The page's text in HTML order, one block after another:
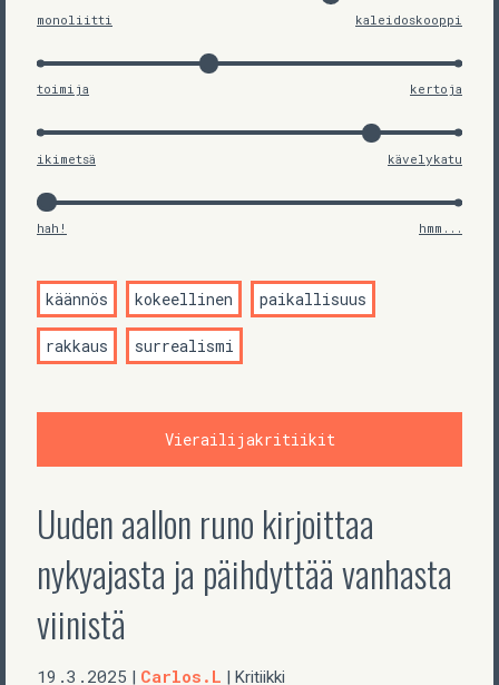
monoliitti kaleidoskooppi
toimija kertoja
ikimetsä kävelykatu
hah! hmm...
käännös kokeellinen paikallisuus
rakkaus surrealismi
Vierailijakritiikit
Uuden aallon runo kirjoittaa
nykyajasta ja päihdyttää vanhasta
viinistä
19.3.2025 | Carlos.L | Kritiikki